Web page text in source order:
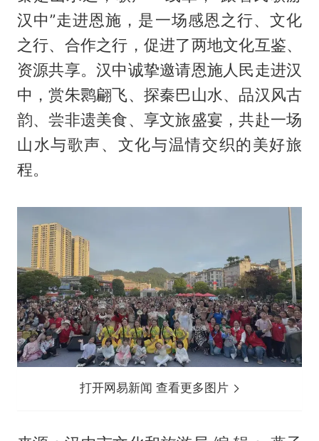
汉中”走进恩施，是一场感恩之行、文化
之行、合作之行，促进了两地文化互鉴、
资源共享。汉中诚挚邀请恩施人民走进汉
中，赏朱鹮翩飞、探秦巴山水、品汉风古
韵、尝非遗美食、享文旅盛宴，共赴一场
山水与歌声、文化与温情交织的美好旅
程。
打开网易新闻 查看更多图片